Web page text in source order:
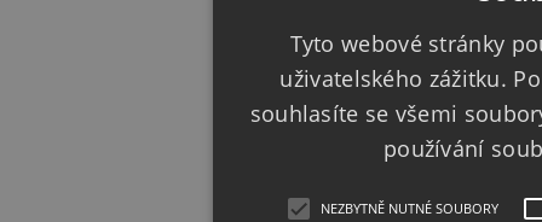
Tyto webové stránky
uživatelského zážitku.
souhlasíte se všemi
používání
NEZBYTNĚ NUTNÉ SOUBORY